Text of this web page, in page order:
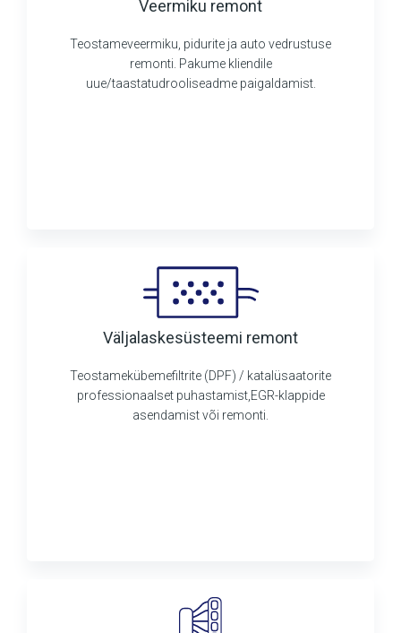
Veermiku remont
Teostameveermiku, pidurite ja auto vedrustuse
remonti. Pakume kliendile
uue/taastatudrooliseadme paigaldamist.
Väljalaskesüsteemi remont
Teostamekübemefiltrite (DPF) / katalüsaatorite
professionaalset puhastamist,EGR-klappide
asendamist või remonti.